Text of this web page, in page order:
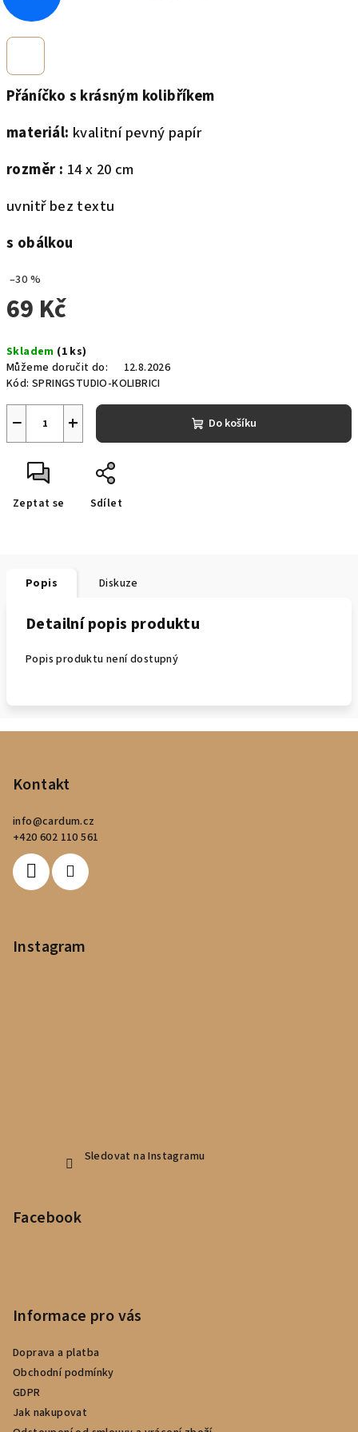
Přáníčko s krásným kolibříkem
materiál: kvalitní pevný papír
rozměr : 14 x 20 cm
uvnitř bez textu
s obálkou
–30 %
69 Kč
cena:
Skladem (1 ks)
Můžeme doručit do:
12.8.2026
Kód: SPRINGSTUDIO-KOLIBRICI
+
− Do košíku
Zeptat se Sdílet
Popis Diskuze
Detailní popis produktu
Popis produktu není dostupný
Kontakt
info@cardum.cz
+420 602 110 561
Instagram
Sledovat na Instagramu
Facebook
Informace pro vás
Doprava a platba
Obchodní podmínky
GDPR
Jak nakupovat